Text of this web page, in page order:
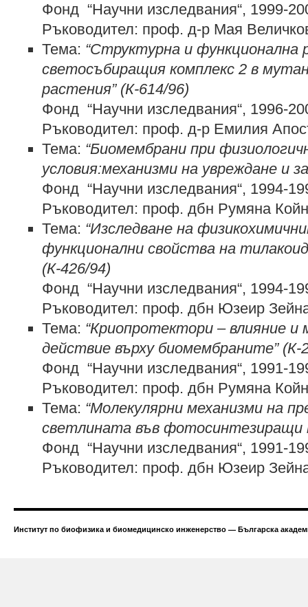
Фонд “Научни изследвания“, 1999-
Ръководител: проф. д-р Мая
Тема: “Структурна и функционална
светосъбиращия комплекс 2 в
растения” (К-614/96)
Фонд “Научни изследвания“, 1996-
Ръководител: проф. д-р Емилия
Тема: “Биомембрани при
условия:механизми на увреждане и
Фонд “Научни изследвания“, 1994-
Ръководител: проф. дбн Румяна
Тема: “Изследване на
функционални свойства на
(К-426/94)
Фонд “Научни изследвания“, 1994-
Ръководител: проф. дбн Юзеир
Тема: “Криопротектори – влияние и
действие върху биомембраните” (К-
Фонд “Научни изследвания“, 1991-
Ръководител: проф. дбн Румяна
Тема: “Молекулярни механизми на
светлината във фотосинтезиращи
Фонд “Научни изследвания“, 1991-
Ръководител: проф. дбн Юзеир
Институт по биофизика и биомедицинско инженерство — Българска